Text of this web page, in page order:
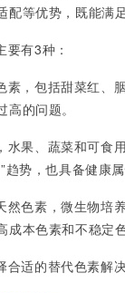
等优势，既能满
要有3种：
，包括甜菜红、
的问题。
水果、蔬菜和可食
趋势，也具备健康属
然色素，微生物培
本色素和不稳定色
适的替代色素解